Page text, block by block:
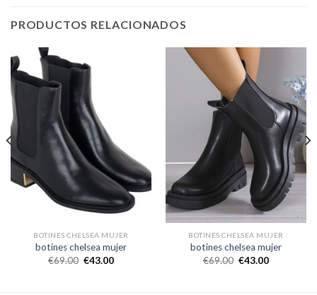
PRODUCTOS RELACIONADOS
BOTINES CHELSEA MUJER
botines chelsea mujer
€69.00 €43.00
BOTINES CHELSEA MUJER
botines chelsea mujer
€69.00 €43.00